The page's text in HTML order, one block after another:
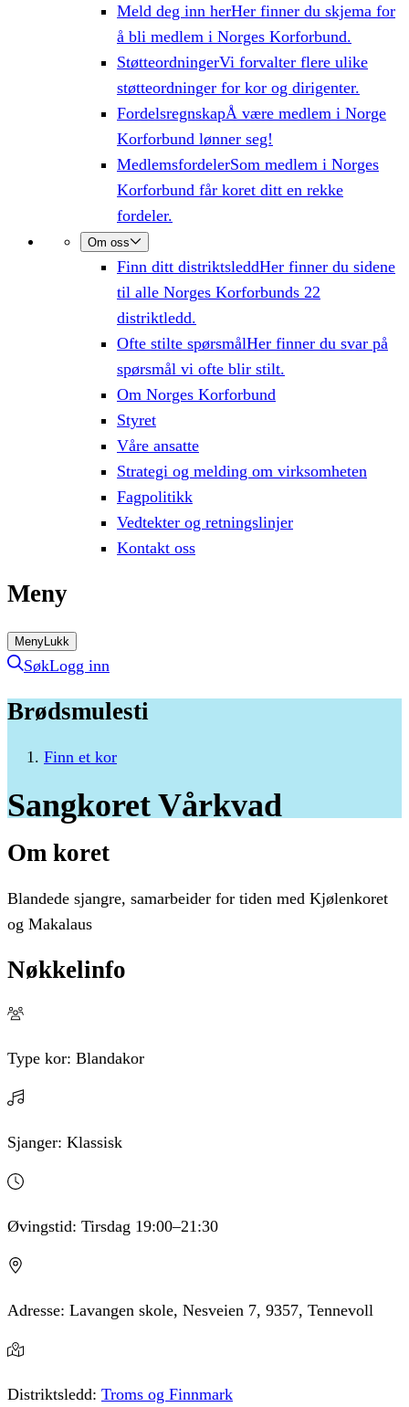
Meld deg inn herHer finner du skjema for
å bli medlem i Norges Korforbund.
StøtteordningerVi forvalter flere ulike
støtteordninger for kor og dirigenter.
FordelsregnskapÅ være medlem i Norge
Korforbund lønner seg!
MedlemsfordelerSom medlem i Norges
Korforbund får koret ditt en rekke
fordeler.
Om oss
Finn ditt distriktsleddHer finner du sidene
til alle Norges Korforbunds 22
distriktledd.
Ofte stilte spørsmålHer finner du svar på
spørsmål vi ofte blir stilt.
Om Norges Korforbund
Styret
Våre ansatte
Strategi og melding om virksomheten
Fagpolitikk
Vedtekter og retningslinjer
Kontakt oss
Meny
MenyLukk
SøkLogg inn
Brødsmulesti
Finn et kor
Sangkoret Vårkvad
Om koret
Blandede sjangre, samarbeider for tiden med Kjølenkoret
og Makalaus
Nøkkelinfo
Type kor: Blandakor
Sjanger: Klassisk
Øvingstid: Tirsdag 19:00–21:30
Adresse: Lavangen skole, Nesveien 7, 9357, Tennevoll
Distriktsledd: Troms og Finnmark